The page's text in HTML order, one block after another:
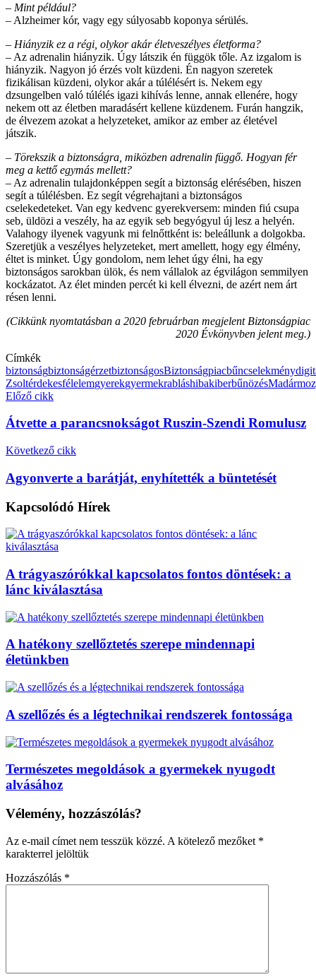
– Mint például?
– Alzheimer kór, vagy egy súlyosabb koponya sérülés.
– Hiányzik ez a régi, olykor akár életveszélyes életforma?
– Az adrenalin hiányzik. Úgy látszik én függök tőle. Az izgalom is
hiányzik. Nagyon jó érzés volt küzdeni. Én nagyon szeretek
fizikálisan küzdeni, olykor akár a túlélésért is. Nekem egy
dzsungelben való túlélés igazi kihívás lenne, annak ellenére, hogy
nekem ott az életben maradásért kellene küzdenem. Furán hangzik,
de élvezem azokat a helyzeteket, amikor az ember az életével
játszik.
– Törekszik a biztonságra, miközben adrenalin függő. Hogyan fér
meg a kettő egymás mellett?
– Az adrenalin tulajdonképpen segít a biztonság elérésében, hiszen
segít a túlélésben. Ez segít végrehajtani a biztonságos
cselekedeteket. Van egy kedvenc gyerekversem: minden fiú csupa
seb, üldözi a veszély, ha az egyik seb begyógyul új lesz a helyén.
Valahogy ilyenek vagyunk mi felnőttként is: beleállunk a dolgokba.
Szeretjük a veszélyes helyzeteket, mert amellett, hogy egy élmény,
éltet is minket. Úgy gondolom, nem lehet úgy élni, ha egy
biztonságos sarokban ülök, és nem vállalok az égvilágon semmilyen
kockázatot. Az élet minden percét ki kell élvezni, de azért nem árt
résen lenni.
(Cikkünk nyomtatásban a 2020 februárban megjelent Biztonságpiac
2020 Évkönyvben jelent meg.)
Címkék
biztonságbiztonságérzetbiztonságosBiztonságpiacbűncselekmény
ZsoltérdekesfélelemgyerekgyermekrabláshibakiberbűnözésMadár
Előző cikk
Átvette a parancsnokságot Ruszin-Szendi Romulusz
Következő cikk
Agyonverte a barátját, enyhítették a büntetését
Kapcsolódó Hírek
A trágyaszórókkal kapcsolatos fontos döntések: a
lánc kiválasztása
A hatékony szellőztetés szerepe mindennapi
életünkben
A szellőzés és a légtechnikai rendszerek fontossága
Természetes megoldások a gyermekek nyugodt
alvásához
Vélemény, hozzászólás?
Az e-mail címet nem tesszük közzé. A kötelező mezőket *
karakterrel jelöltük
Hozzászólás *